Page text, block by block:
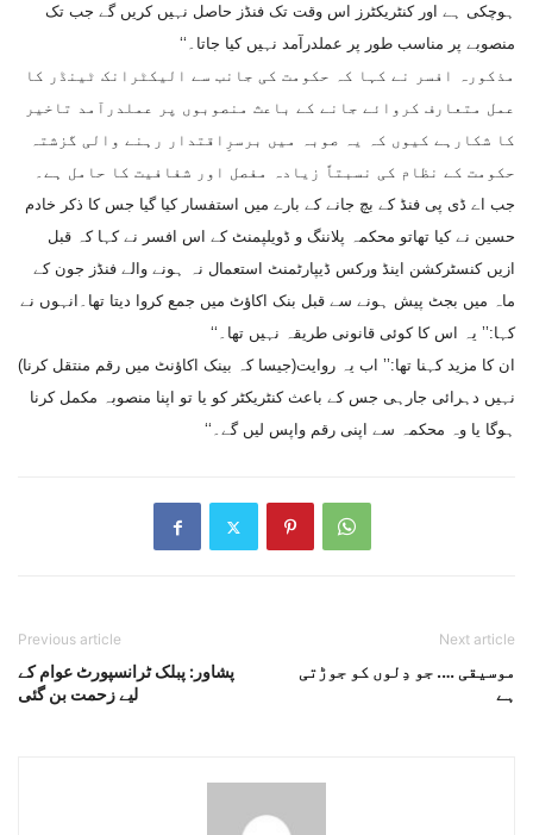
ہوچکی ہے اور کنٹریکٹرز اس وقت تک فنڈز حاصل نہیں کریں گے جب تک
منصوبے پر مناسب طور پر عملدرآمد نہیں کیا جاتا۔‘‘
مذکورہ افسر نے کہا کہ حکومت کی جانب سے الیکٹرانک ٹینڈر کا
عمل متعارف کروائے جانے کے باعث منصوبوں پر عملدرآمد تاخیر
کا شکارہے کیوں کہ یہ صوبہ میں برسرِاقتدار رہنے والی گزشتہ
حکومت کے نظام کی نسبتاً زیادہ مفصل اور شفافیت کا حامل ہے۔
جب اے ڈی پی فنڈ کے بچ جانے کے بارے میں استفسار کیا گیا جس کا ذکر خادم
حسین نے کیا تھاتو محکمہ پلاننگ و ڈویلپمنٹ کے اس افسر نے کہا کہ قبل
ازیں کنسٹرکشن اینڈ ورکس ڈیپارٹمنٹ استعمال نہ ہونے والے فنڈز جون کے
ماہ میں بجٹ پیش ہونے سے قبل بنک اکاؤٹ میں جمع کروا دیتا تھا۔انہوں نے
کہا:’’ یہ اس کا کوئی قانونی طریقہ نہیں تھا۔‘‘
ان کا مزید کہنا تھا:’’ اب یہ روایت(جیسا کہ بینک اکاؤنٹ میں رقم منتقل کرنا)
نہیں دہرائی جارہی جس کے باعث کنٹریکٹر کو یا تو اپنا منصوبہ مکمل کرنا
ہوگا یا وہ محکمہ سے اپنی رقم واپس لیں گے۔‘‘
Previous article
پشاور: پبلک ٹرانسپورٹ عوام کے
لیے زحمت بن گئی
Next article
موسیقی …. جو دِلوں کو جوڑتی
ہے